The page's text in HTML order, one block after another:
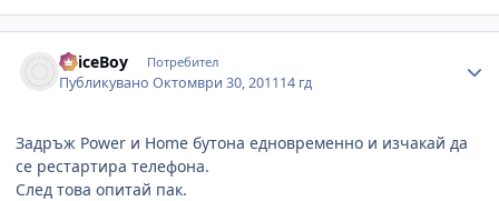
SpiceBoy Потребител
ПубликуваноОктомври 30, 201114 гд
Задръж Power и Home бутона едновременно и изчакай да
се рестартира телефона.
След това опитай пак.